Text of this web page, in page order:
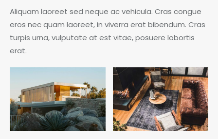
Aliquam laoreet sed neque ac vehicula. Cras congue
eros nec quam laoreet, in viverra erat bibendum. Cras
turpis urna, vulputate at est vitae, posuere lobortis
erat.